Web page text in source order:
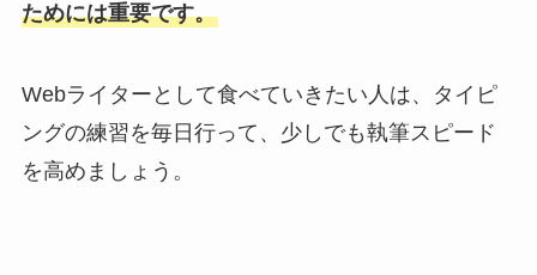
ためには重要です。
Webライターとして食べていきたい人は、タイピ
ングの練習を毎日行って、少しでも執筆スピード
を高めましょう。